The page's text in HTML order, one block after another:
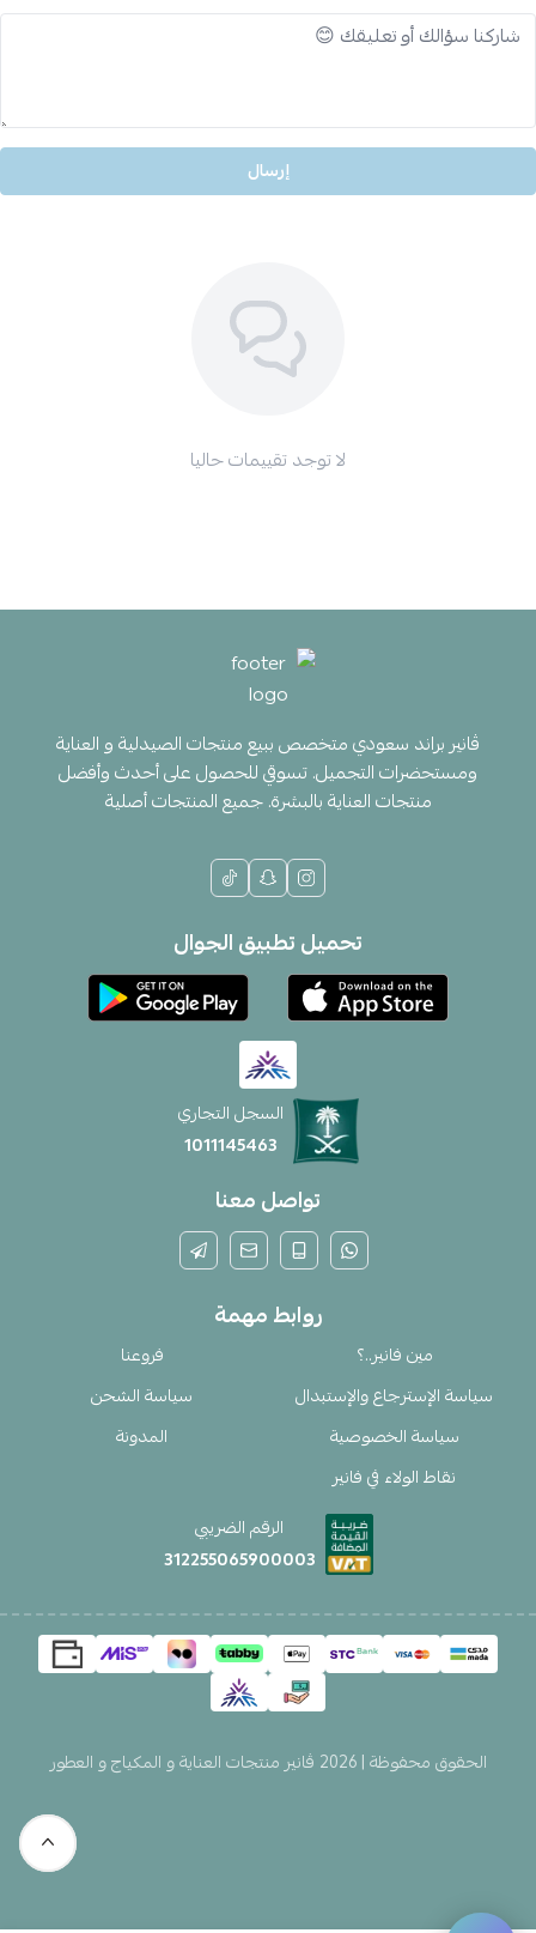
إرسال
لا توجد تقييمات حاليا
ڤانير براند سعودي متخصص ببيع منتجات الصيدلية و العناية
ومستحضرات التجميل. تسوقي للحصول على أحدث وأفضل
منتجات العناية بالبشرة. جميع المنتجات أصلية
تحميل تطبيق الجوال
السجل التجاري
1011145463
تواصل معنا
روابط مهمة
مين فانير..؟
فروعنا
سياسة الإسترجاع والإستبدال
سياسة الشحن
سياسة الخصوصية
المدونة
نقاط الولاء في فانير
الرقم الضريبي
312255065900003
الحقوق محفوظة | 2026 ڤانير منتجات العناية و المكياج و العطور